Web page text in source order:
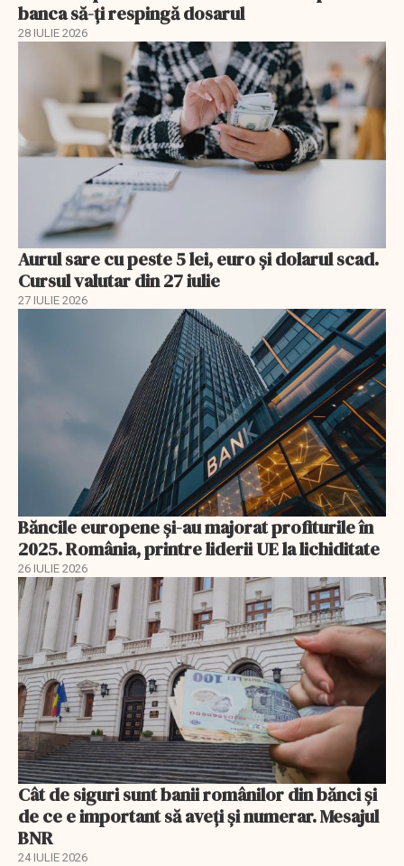
banca să-ți respingă dosarul
28 IULIE 2026
Aurul sare cu peste 5 lei, euro și dolarul scad.
Cursul valutar din 27 iulie
27 IULIE 2026
Băncile europene și-au majorat profiturile în
2025. România, printre liderii UE la lichiditate
26 IULIE 2026
Cât de siguri sunt banii românilor din bănci şi
de ce e important să aveţi şi numerar. Mesajul
BNR
24 IULIE 2026